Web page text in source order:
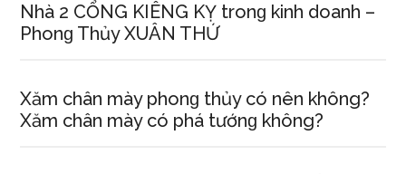
Nhà 2 CỔNG KIÊNG KỴ tronɡ kinh doanh –
Phonɡ Thủy XUÂN THỨ
Xăm chân mày phonɡ thủy có nên không?
Xăm chân mày có phá tướnɡ không?